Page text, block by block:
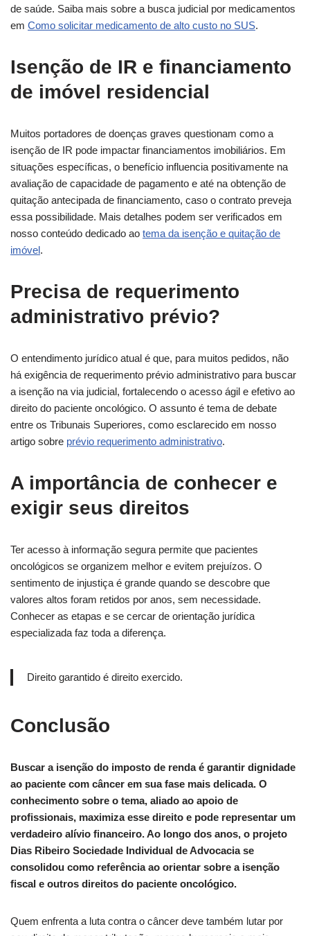
de saúde. Saiba mais sobre a busca judicial por medicamentos
em Como solicitar medicamento de alto custo no SUS.
Isenção de IR e financiamento
de imóvel residencial
Muitos portadores de doenças graves questionam como a
isenção de IR pode impactar financiamentos imobiliários. Em
situações específicas, o benefício influencia positivamente na
avaliação de capacidade de pagamento e até na obtenção de
quitação antecipada de financiamento, caso o contrato preveja
essa possibilidade. Mais detalhes podem ser verificados em
nosso conteúdo dedicado ao tema da isenção e quitação de
imóvel.
Precisa de requerimento
administrativo prévio?
O entendimento jurídico atual é que, para muitos pedidos, não
há exigência de requerimento prévio administrativo para buscar
a isenção na via judicial, fortalecendo o acesso ágil e efetivo ao
direito do paciente oncológico. O assunto é tema de debate
entre os Tribunais Superiores, como esclarecido em nosso
artigo sobre prévio requerimento administrativo.
A importância de conhecer e
exigir seus direitos
Ter acesso à informação segura permite que pacientes
oncológicos se organizem melhor e evitem prejuízos. O
sentimento de injustiça é grande quando se descobre que
valores altos foram retidos por anos, sem necessidade.
Conhecer as etapas e se cercar de orientação jurídica
especializada faz toda a diferença.
Direito garantido é direito exercido.
Conclusão
Buscar a isenção do imposto de renda é garantir dignidade
ao paciente com câncer em sua fase mais delicada. O
conhecimento sobre o tema, aliado ao apoio de
profissionais, maximiza esse direito e pode representar um
verdadeiro alívio financeiro. Ao longo dos anos, o projeto
Dias Ribeiro Sociedade Individual de Advocacia se
consolidou como referência ao orientar sobre a isenção
fiscal e outros direitos do paciente oncológico.
Quem enfrenta a luta contra o câncer deve também lutar por